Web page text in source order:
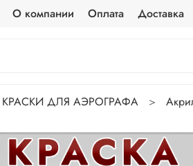
О компании Оплата Доставка
КРАСКИ ДЛЯ АЭРОГРАФА